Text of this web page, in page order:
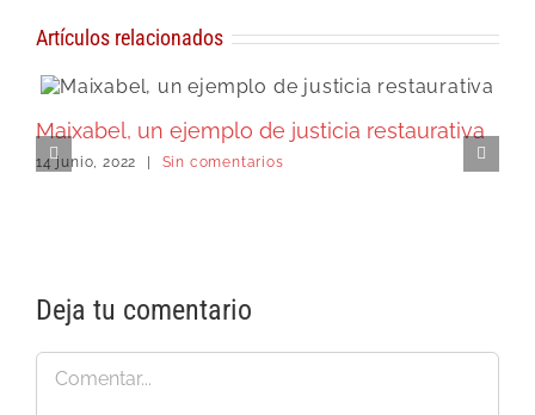
Artículos relacionados
Maixabel, un ejemplo de justicia restaurativa
14 junio, 2022 Sin comentarios
Deja tu comentario
Comentar